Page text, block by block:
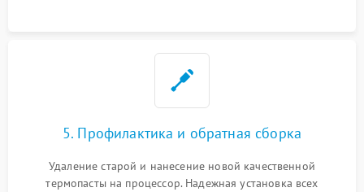
5. Профилактика и обратная сборка
Удаление старой и нанесение новой качественной
термопасты на процессор. Надежная установка всех